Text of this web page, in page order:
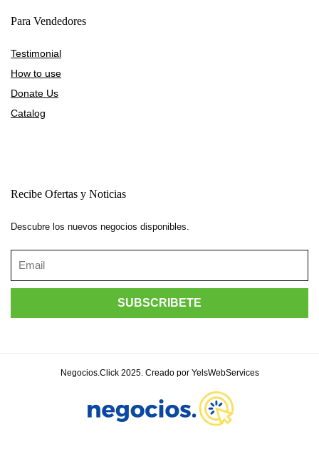
Para Vendedores
Testimonial
How to use
Donate Us
Catalog
Recibe Ofertas y Noticias
Descubre los nuevos negocios disponibles.
Negocios.Click 2025. Creado por YelsWebServices